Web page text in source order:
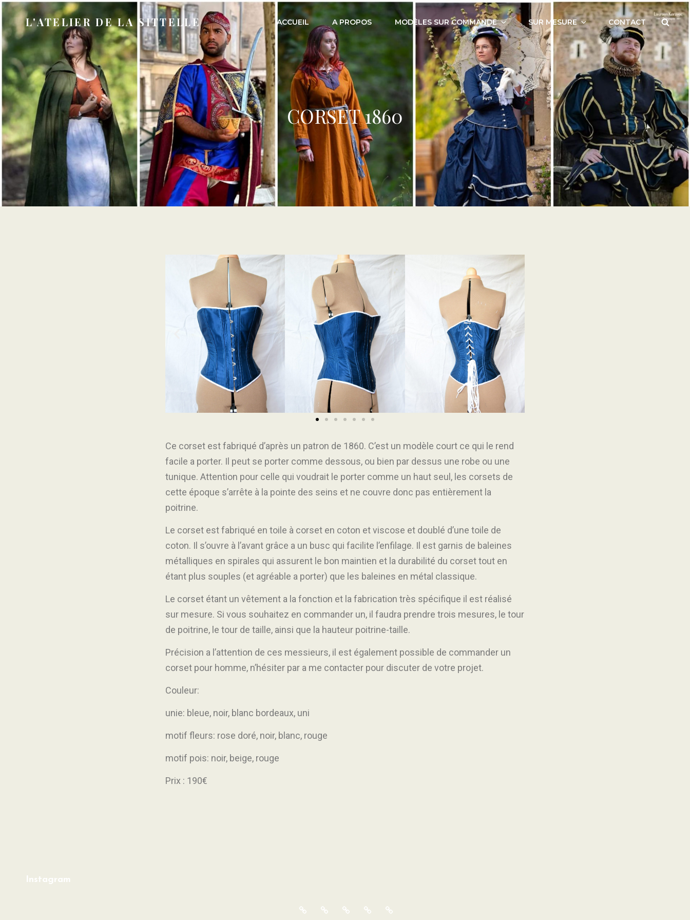
L'ATELIER DE LA SITTELLE ACCUEIL A PROPOS MODÈLES SUR COMMANDE SUR MESURE CONTACT
CORSET 1860
Ce corset est fabriqué d’après un patron de 1860. C’est un modèle court ce qui le rend
facile a porter. Il peut se porter comme dessous, ou bien par dessus une robe ou une
tunique. Attention pour celle qui voudrait le porter comme un haut seul, les corsets de
cette époque s’arrête à la pointe des seins et ne couvre donc pas entièrement la
poitrine.
Le corset est fabriqué en toile à corset en coton et viscose et doublé d’une toile de
coton. Il s’ouvre à l’avant grâce a un busc qui facilite l’enfilage. Il est garnis de baleines
métalliques en spirales qui assurent le bon maintien et la durabilité du corset tout en
étant plus souples (et agréable a porter) que les baleines en métal classique.
Le corset étant un vêtement a la fonction et la fabrication très spécifique il est réalisé
sur mesure. Si vous souhaitez en commander un, il faudra prendre trois mesures, le tour
de poitrine, le tour de taille, ainsi que la hauteur poitrine-taille.
Précision a l’attention de ces messieurs, il est également possible de commander un
corset pour homme, n’hésiter par a me contacter pour discuter de votre projet.
Couleur:
unie: bleue, noir, blanc bordeaux, uni
motif fleurs: rose doré, noir, blanc, rouge
motif pois: noir, beige, rouge
Prix : 190€
Instagram